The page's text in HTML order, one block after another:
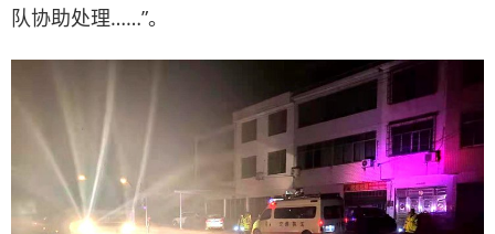
队协助处理……”。